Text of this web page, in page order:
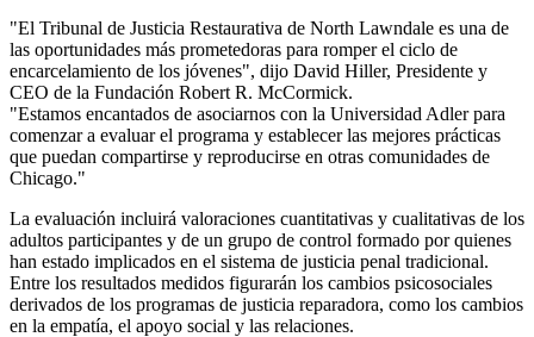
"El Tribunal de Justicia Restaurativa de North Lawndale es una de
las oportunidades más prometedoras para romper el ciclo de
encarcelamiento de los jóvenes", dijo David Hiller, Presidente y
CEO de la Fundación Robert R. McCormick.
"Estamos encantados de asociarnos con la Universidad Adler para
comenzar a evaluar el programa y establecer las mejores prácticas
que puedan compartirse y reproducirse en otras comunidades de
Chicago."
La evaluación incluirá valoraciones cuantitativas y cualitativas de los
adultos participantes y de un grupo de control formado por quienes
han estado implicados en el sistema de justicia penal tradicional.
Entre los resultados medidos figurarán los cambios psicosociales
derivados de los programas de justicia reparadora, como los cambios
en la empatía, el apoyo social y las relaciones.